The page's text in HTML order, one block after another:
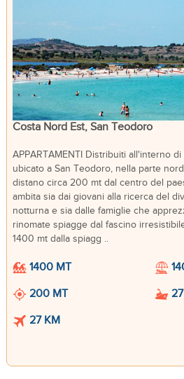
Costa Nord Est, San Teodoro
APPARTAMENTI Distribuiti all'interno
ubicato a San Teodoro, nella parte
distano circa 200 mt dal centro del
ambita sia dai giovani alla ricerca del
notturna e sia dalle famiglie che
rinomate spiagge dal fascino
1400 mt dalla spiagg ..
1400 MT
200 MT
27 KM